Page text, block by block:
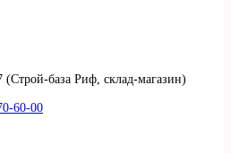
(Строй-база Риф, склад-магазин)
60-00